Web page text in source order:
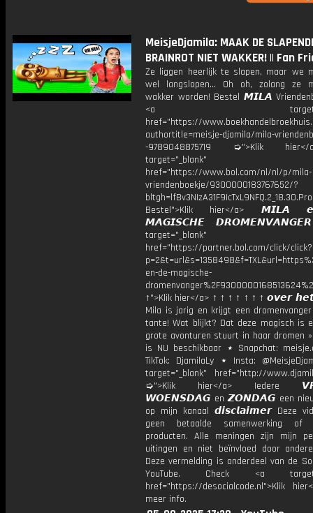
MeisjeDjamila: MAAK DE
BRAINROT NIET WAKKER! || Fan
Ze liggen heerlijk te slapen, maar we
wel langslopen… Oh oh, zolang ze
wakker worden! Bestel 𝙈𝙄𝙇𝘼
<a
href="https://
authortitle=meisje-djamila/mila-
-9789048875719 ➭">Klik
target="_blank"
href="https://www.bol.com/nl/nl/p/mila-
vriendenboekje/9300000183767652/?
Bestel">Klik hier</a>
𝙈𝘼𝙂𝙄𝙎𝘾𝙃𝙀
target="_blank"
href="https://partner.bol.com/click/click?
en-de-magische-
↑">Klik hier</a> ↑ ↑ ↑ ↑ ↑ ↑ ↑ 𝙤𝙫𝙚𝙧
Mila is jarig en krijgt een
tante! Wat blijkt? Dat deze magisch is
grote avonturen stuurt in haar dromen
is NU beschikbaar ⋆ Snapchat:
TikTok: DjamilaLy ⋆ Insta:
target="_blank" href="http://
➭">Klik hier</a> Iedere
𝙒𝙊𝙀𝙉𝙎𝘿𝘼𝙂 en 𝙕𝙊𝙉𝘿𝘼𝙂 een
op mijn kanaal 𝙙𝙞𝙨𝙘𝙡𝙖𝙞𝙢𝙚𝙧 Deze
geen betaalde samenwerking of
producten. Alle meningen zijn mijn
uitingen en niet beïnvloed door
Deze vermelding is onderdeel van de
YouTube. Check <a
href="https://desocialcode.nl">Klik
meer info.